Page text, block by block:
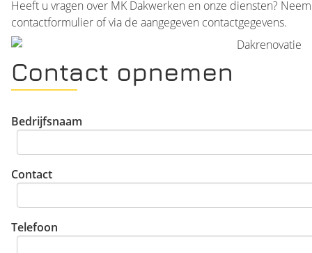
Heeft u vragen over MK Dakwerken en onze diensten?
contactformulier of via de aangegeven contactgegevens.
Contact opnemen
Bedrijfsnaam
Contact
Telefoon